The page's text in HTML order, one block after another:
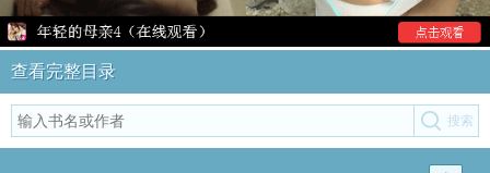
查看完整目录